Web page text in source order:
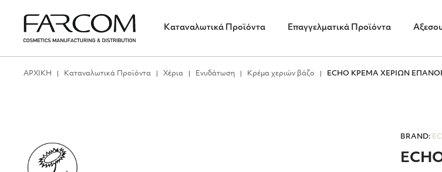
Καταναλωτικά Προϊόντα Επαγγελματικά Προϊόντα
ΑΡΧΙΚΗ Καταναλωτικά Προϊόντα Χέρια Ενυδάτωση Κρέμα χεριών βάζο ECHO ΚΡΕΜΑ ΧΕΡΙΩΝ
BRAND: